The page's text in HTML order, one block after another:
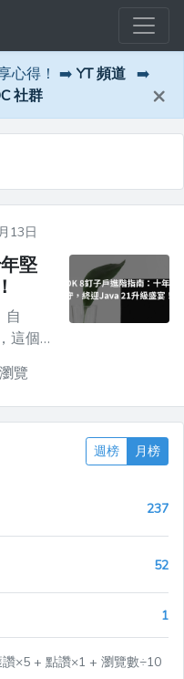
心得！ ➡️ YT 頻道 ➡️
社群 ×
13日
堅
自
這個版
態，
陪
，十年
**JDK
覽
週榜 月榜
237
52
1
×5 + 點讚×1 + 瀏覽數÷10